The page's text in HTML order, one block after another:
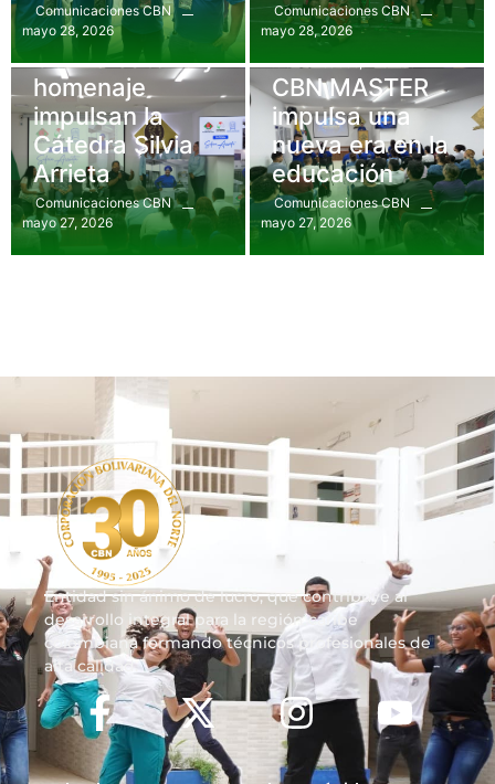
Comunicaciones CBN
mayo 28, 2026
Comunicaciones CBN
mayo 28, 2026
Eventos, Gastronomía
Conversatorio y
homenaje
impulsan la
Cátedra Silvia
Arrieta
Comunicaciones CBN
mayo 27, 2026
Comunicados, Eventos
CBN MASTER
impulsa una
nueva era en la
educación
Comunicaciones CBN
mayo 27, 2026
Entidad sin ánimo de lucro, que contribuye al
desarrollo integral para la región caribe
colombiana formando técnicos profesionales de
alta calidad.